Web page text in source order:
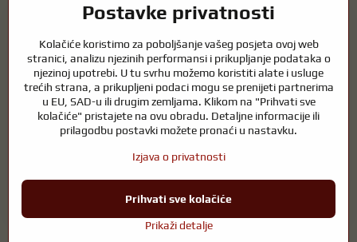
Vrtni ribnjaci prekrasan su dodatak svakom eksterijeru i stvaraju
skladno okruženje za opuštanje i život vodenih životinja. Pravilna
tehnologija, filtracija i redovito održavanje ključni su za čistu vodu i
zdrav ribnjak tijekom cijele godine. Jednako važna je briga o
životinjama koje su dio naših života.
Konjima je potrebna visokokvalitetna oprema za jahanje, pravilna
prehrana i odgovorna briga kako bi bili zdravi, jaki i zadovoljni. Bilo da
stvoriti okruženje koje podržava prirodnu ravnotežu, sigurnost i
dobrobit i životinja i ljudi.
©2026Autorska pravaPostavke privatnostiIzjava o privatnosti
Web stranica izrađena pomoću:
Postavke privatnosti
Kolačiće koristimo za poboljšanje vašeg posjeta ovoj web
stranici, analizu njezinih performansi i prikupljanje podataka o
njezinoj upotrebi. U tu svrhu možemo koristiti alate i usluge
trećih strana, a prikupljeni podaci mogu se prenijeti partnerima
u EU, SAD-u ili drugim zemljama. Klikom na "Prihvati sve
kolačiće" pristajete na ovu obradu. Detaljne informacije ili
prilagodbu postavki možete pronaći u nastavku.
Izjava o privatnosti
Prikaži detalje
Prihvati sve kolačiće